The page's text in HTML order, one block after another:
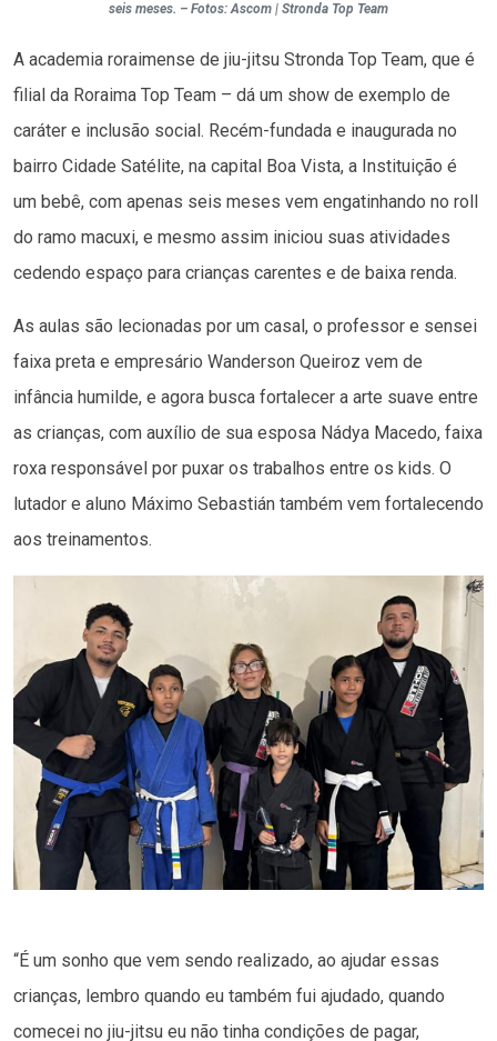
seis meses. – Fotos: Ascom | Stronda Top Team
A academia roraimense de jiu-jitsu Stronda Top Team, que é
filial da Roraima Top Team – dá um show de exemplo de
caráter e inclusão social. Recém-fundada e inaugurada no
bairro Cidade Satélite, na capital Boa Vista, a Instituição é
um bebê, com apenas seis meses vem engatinhando no roll
do ramo macuxi, e mesmo assim iniciou suas atividades
cedendo espaço para crianças carentes e de baixa renda.
As aulas são lecionadas por um casal, o professor e sensei
faixa preta e empresário Wanderson Queiroz vem de
infância humilde, e agora busca fortalecer a arte suave entre
as crianças, com auxílio de sua esposa Nádya Macedo, faixa
roxa responsável por puxar os trabalhos entre os kids. O
lutador e aluno Máximo Sebastián também vem fortalecendo
aos treinamentos.
“É um sonho que vem sendo realizado, ao ajudar essas
crianças, lembro quando eu também fui ajudado, quando
comecei no jiu-jitsu eu não tinha condições de pagar,